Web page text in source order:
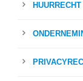
HUURRECHT